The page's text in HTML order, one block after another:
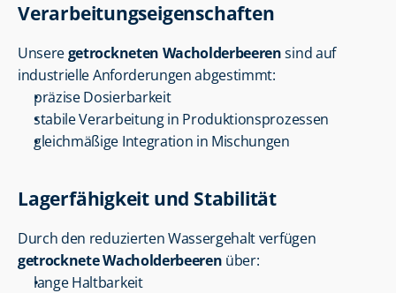
Verarbeitungseigenschaften
Unsere getrockneten Wacholderbeeren sind auf
industrielle Anforderungen abgestimmt:
präzise Dosierbarkeit
stabile Verarbeitung in Produktionsprozessen
gleichmäßige Integration in Mischungen
Lagerfähigkeit und Stabilität
getrocknete Wacholderbeeren über:
lange Haltbarkeit